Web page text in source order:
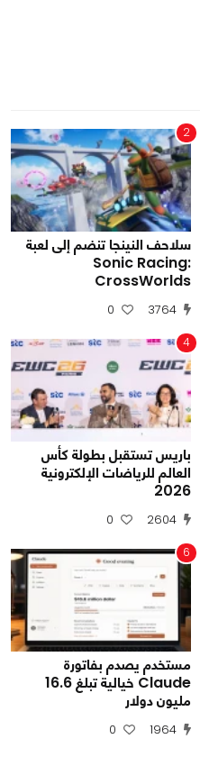
2
سلاحف النينجا تنضم إلى لعبة
Sonic Racing:
CrossWorlds
3764
0
4
باريس تستقبل بطولة كأس
العالم للرياضات الإلكترونية
2026
2604
0
6
مستخدم يصدم بفاتورة
Claude خيالية تبلغ 16.6
مليون دولار
1964
0